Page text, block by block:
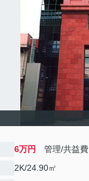
6万円 管理/共益費
2K/24.90㎡